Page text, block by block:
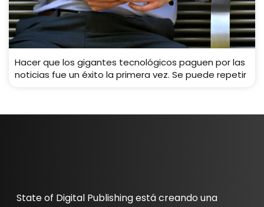
Hacer que los gigantes tecnológicos paguen por las
noticias fue un éxito la primera vez. Se puede repetir
State of Digital Publishing está creando una